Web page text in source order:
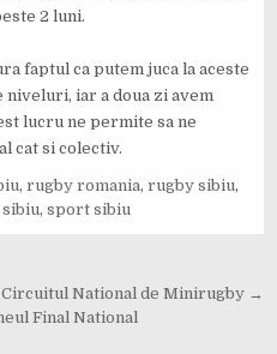
2 luni.
faptul ca putem juca la aceste
iar a doua zi avem
lucru ne permite sa ne
cat si colectiv.
,rugby romania,rugby sibiu,
,sport sibiu
National de Minirugby →
Final National